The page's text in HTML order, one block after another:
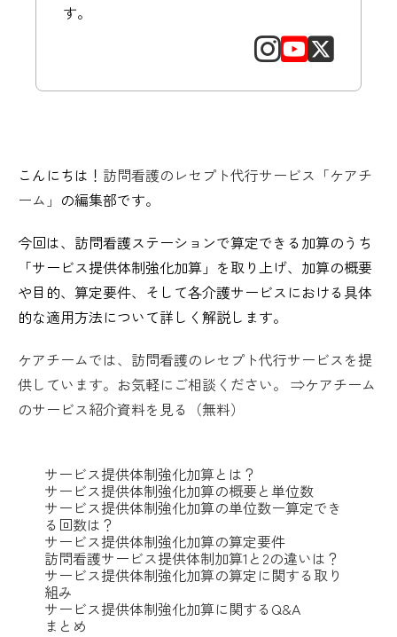
す。
こんにちは！ 訪問看護のレセプト代行サービス「ケアチ
ーム」 の編集部です。
今回は、訪問看護ステーションで算定できる加算のうち
「サービス提供体制強化加算」を取り上げ、加算の概要
や目的、算定要件、そして各介護サービスにおける具体
的な適用方法について詳しく解説します。
ケアチームでは、訪問看護のレセプト代行サービスを提
供しています。お気軽にご相談ください。 ⇒ケアチーム
のサービス紹介資料を見る（無料）
サービス提供体制強化加算とは？
サービス提供体制強化加算の概要と単位数
サービス提供体制強化加算の単位数ー算定でき
る回数は？
サービス提供体制強化加算の算定要件
訪問看護サービス提供体制加算1と2の違いは？
サービス提供体制強化加算の算定に関する取り
組み
サービス提供体制強化加算に関するQ&A
まとめ